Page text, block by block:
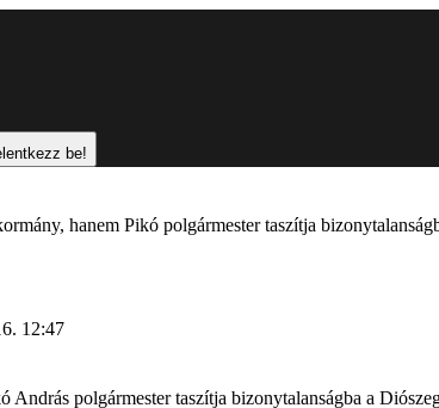
be!
hanem Pikó polgármester taszítja
12:47
András polgármester taszítja bizonytalanságba a